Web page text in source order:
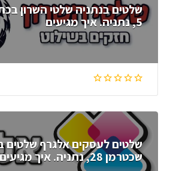
שלטים בנתניה שלטי השרון
5, נתניה. איך מגיעים
שלטים לעסקים אלגרף שלטים
שכטרמן 28, נתניה. איך מגיעים